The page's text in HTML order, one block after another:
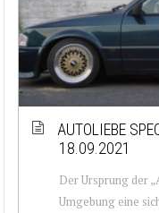
AUTOLIEBE
18.09.2021
Der Ursprung der
Umgebung eine